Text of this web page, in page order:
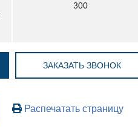
300
ЗАКАЗАТЬ ЗВОНОК
Распечатать страницу